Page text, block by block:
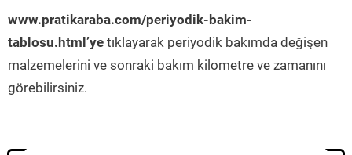
www.pratikaraba.com/periyodik-bakim-
tablosu.html’ye tıklayarak periyodik bakımda değişen
malzemelerini ve sonraki bakım kilometre ve zamanını
görebilirsiniz.